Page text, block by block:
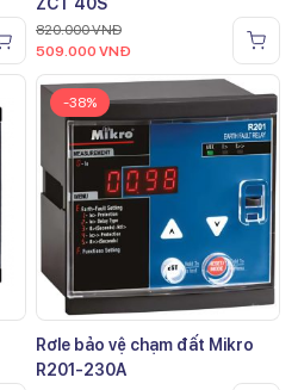
820.000VNĐ
509.000 VNĐ
-38%
Rơle bảo vệ chạm đất Mikro
R201-230A